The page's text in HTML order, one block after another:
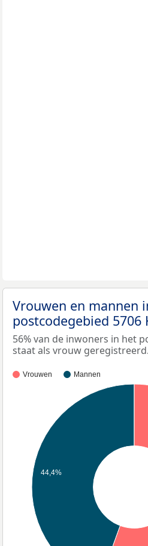
Vrouwen en mannen
postcodegebied 5706
56% van de inwoners in het
staat als vrouw geregistreerd.
Vrouwen Mannen
44,4%